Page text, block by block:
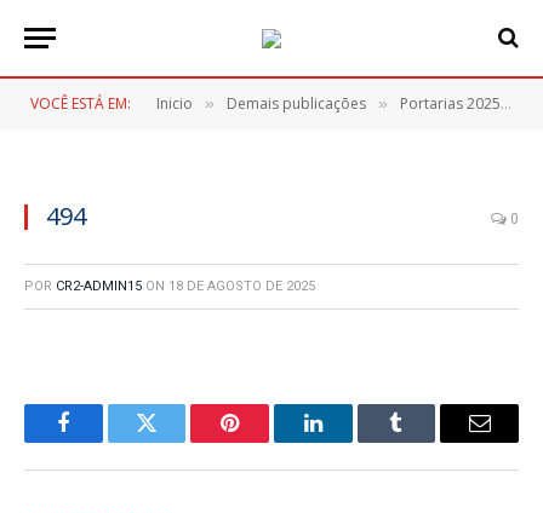
VOCÊ ESTÁ EM: Inicio » Demais publicações » Portarias 2025
494 0
POR CR2-ADMIN15 ON 18 DE AGOSTO DE 2025
FacebookTwitter Pinterest LinkedInTumblr
E-